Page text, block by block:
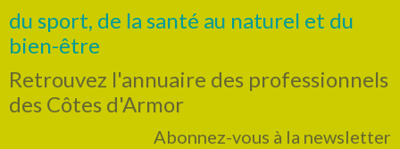
du sport, de la santé au naturel et du
bien-être
Retrouvez l'annuaire des professionnels
des Côtes d'Armor
Abonnez-vous à la newsletter